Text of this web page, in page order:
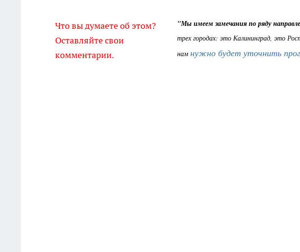
Что вы думаете об этом?
Оставляйте свои
комментарии.
"Мы имеем замечания по ряду
трех городах: это Калининград, это
нам нужно будет уточнить